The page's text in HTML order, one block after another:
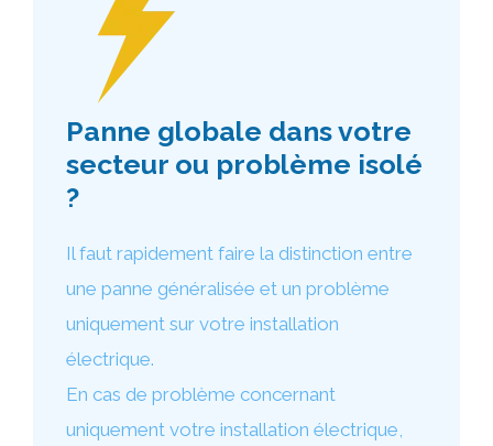
Panne globale dans votre
secteur ou problème isolé
?
Il faut rapidement faire la distinction entre
une panne généralisée et un problème
uniquement sur votre installation
électrique.
En cas de problème concernant
uniquement votre installation électrique,